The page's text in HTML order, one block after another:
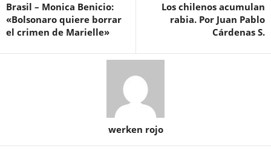
Brasil – Monica Benicio:
«Bolsonaro quiere borrar
el crimen de Marielle»
Los chilenos acumulan
rabia. Por Juan Pablo
Cárdenas S.
werken rojo